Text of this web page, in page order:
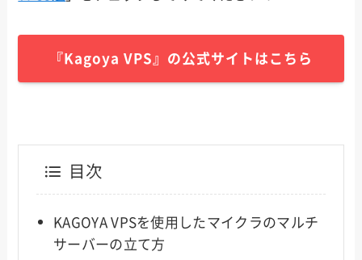
『Kagoya VPS』の公式サイトはこちら
目次
KAGOYA VPSを使用したマイクラのマルチ
サーバーの立て方